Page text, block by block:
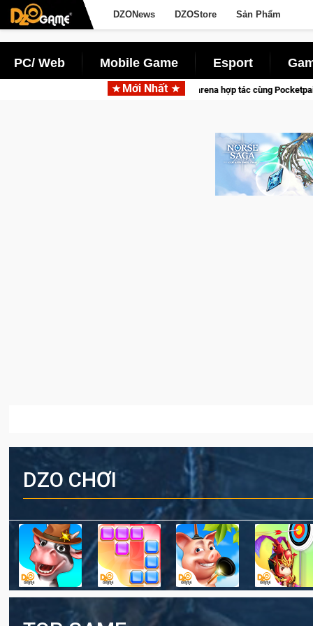
DZONews DZOStore Sản Phẩm
PC/ Web Mobile Game Esport
Mới Nhất
Garena hợp tác cùng Pocketpair đưa bom tấn săn thú sinh
DZO CHƠI